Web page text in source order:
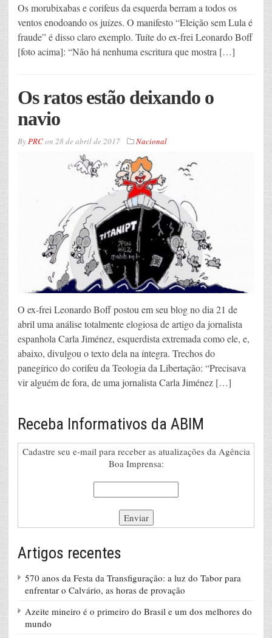
Os morubixabas e corifeus da esquerda berram a todos os
ventos enodoando os juízes. O manifesto “Eleição sem Lula é
fraude” é disso claro exemplo. Tuíte do ex-frei Leonardo Boff
[foto acima]: “Não há nenhuma escritura que mostra […]
Os ratos estão deixando o
navio
ByPRCon 28 de abril de 2017 Nacional
O ex-frei Leonardo Boff postou em seu blog no dia 21 de
abril uma análise totalmente elogiosa de artigo da jornalista
espanhola Carla Jiménez, esquerdista extremada como ele, e,
abaixo, divulgou o texto dela na íntegra. Trechos do
panegírico do corifeu da Teologia da Libertação: “Precisava
vir alguém de fora, de uma jornalista Carla Jiménez […]
Receba Informativos da ABIM
Cadastre seu e-mail para receber as atualizações da Agência
Boa Imprensa:
Artigos recentes
570 anos da Festa da Transfiguração: a luz do Tabor para
enfrentar o Calvário, as horas de provação
Azeite mineiro é o primeiro do Brasil e um dos melhores do
mundo